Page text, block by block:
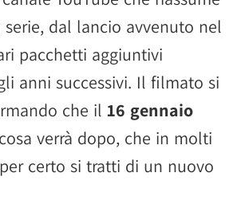
dal lancio avvenuto nel
pacchetti aggiuntivi
anni successivi. Il filmato si
che il 16 gennaio
verrà dopo, che in molti
certo si tratti di un nuovo